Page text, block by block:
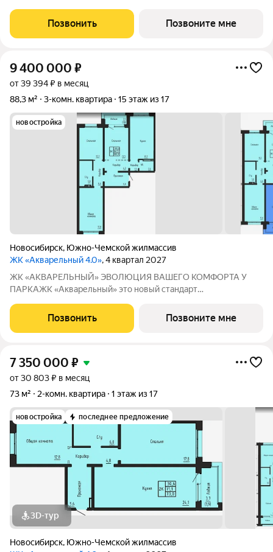
объединили заводскую точность конструкций, современную
архитектуру и уникальное расположение в экологически
Позвонить Позвоните мне
9 400 000 ₽
от 39 394 ₽ в месяц
88,3 м²
3-комн. квартира 15 этаж из 17
новостройка
Новосибирск, Южно-Чемской жилмассив
ЖК «Акварельный 4.0», 4 квартал 2027
ЖК «АКВАРЕЛЬНЫЙ» ЭВОЛЮЦИЯ ВАШЕГО КОМФОРТА У
ПАРКАЖК «Акварельный» это новый стандарт
объединили заводскую точность конструкций, современную
архитектуру и уникальное расположение в экологически
Позвонить Позвоните мне
7 350 000 ₽
от 30 803 ₽ в месяц
73 м²
2-комн. квартира 1 этаж из 17
новостройка последнее предложение
3D-тур
Новосибирск, Южно-Чемской жилмассив